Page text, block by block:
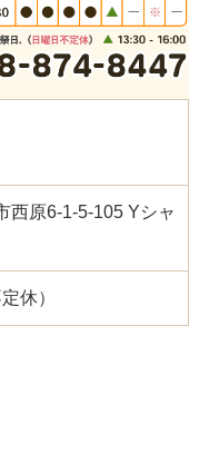
西原6-1-5-105 Yシャ
休）